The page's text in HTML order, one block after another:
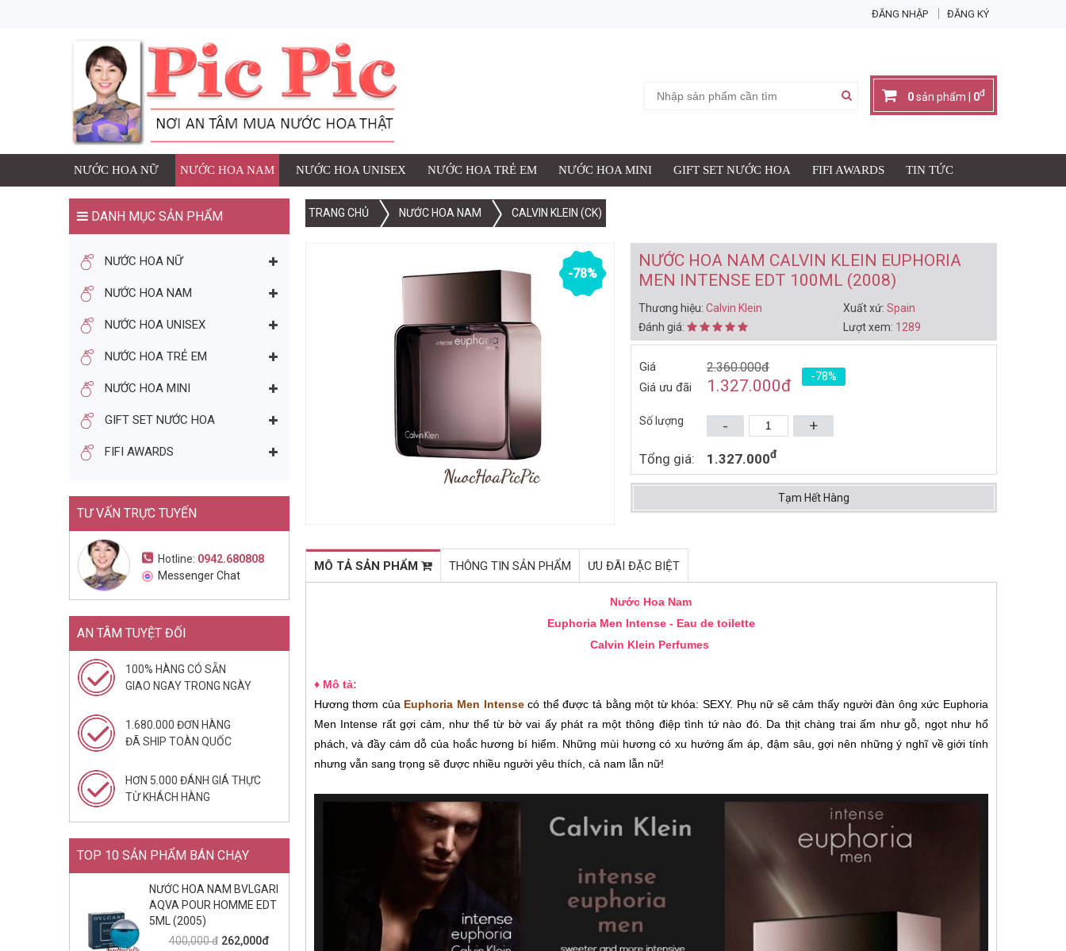
ĐĂNG NHẬP ĐĂNG KÝ
0sản phẩm | 0đ
NƯỚC HOA NỮ NƯỚC HOA NAM NƯỚC HOA UNISEX NƯỚC HOA TRẺ EM NƯỚC HOA MINI GIFT SET NƯỚC HOA FIFI AWARDS TIN TỨC
DANH MỤC SẢN PHẨM
NƯỚC HOA NỮ
NƯỚC HOA NAM
NƯỚC HOA UNISEX
NƯỚC HOA TRẺ EM
NƯỚC HOA MINI
GIFT SET NƯỚC HOA
FIFI AWARDS
TƯ VẤN TRỰC TUYẾN
Hotline: 0942.680808
Messenger Chat
AN TÂM TUYỆT ĐỐI
100% HÀNG CÓ SẴN
GIAO NGAY TRONG NGÀY
1.680.000 ĐƠN HÀNG
ĐÃ SHIP TOÀN QUỐC
HƠN 5.000 ĐÁNH GIÁ THỰC
TỪ KHÁCH HÀNG
TOP 10 SẢN PHẨM BÁN CHẠY
NƯỚC HOA NAM BVLGARI
AQVA POUR HOMME EDT
5ML (2005)
400,000 đ 262,000đ
TRANG CHỦ NƯỚC HOA NAM CALVIN KLEIN (CK)
-78%
NƯỚC HOA NAM CALVIN KLEIN EUPHORIA
MEN INTENSE EDT 100ML (2008)
Thương hiệu:Calvin Klein Xuất xứ:Spain
Đánh giá:
Lượt xem: 1289
Giá 2.360.000đ
Giá ưu đãi 1.327.000đ -78%
Số lượng +
-
Tổng giá: 1.327.000đ
Tạm Hết Hàng
1 SẢN PHẨM ĐÃ ĐƯỢC THÊM VÀO GIỎ HÀNG
NƯỚC HOA NAM CALVIN KLEIN EUPHORIA MEN INTENSE EDT 100ML (2008)
Thương hiệu: Calvin Klein
Số lượng:
Giá: đ
TIẾP TỤC MUA HÀNG
BẠN CÓ THỂ THÍCH
ILLICIT EDP 10ML - CHAI LĂN
550.000đ
Mua ngay
NƯỚC HOA NỮ JIMMY CHOO
ILLICIT EDP 40ML (2015)
Mua ngay
NƯỚC HOA NAM TOM FORD
2.173.000đ
NƯỚC HOA NAM DOLCE &
GABBANA LIGHT BLUE
75ML (2014)
1.920.000đ 1.328.000đ
Mua ngay
MÔ TẢ SẢN PHẨM THÔNG TIN SẢN PHẨM ƯU ĐÃI ĐẶC BIỆT
Nước Hoa Nam
Euphoria Men Intense - Eau de toilette
Calvin Klein Perfumes
♦ Mô tả:
Hương thơm của Euphoria Men Intensecó thể được tả bằng một từ khóa: SEXY. Phụ nữ sẽ cảm thấy người đàn ông xức Euphoria
Men Intense rất gợi cảm, như thể từ bờ vai ấy phát ra một thông điệp tình tứ nào đó. Da thịt chàng trai ấm như gỗ, ngọt như hổ
phách, và đầy cám dỗ của hoắc hương bí hiểm. Những mùi hương có xu hướng ấm áp, đậm sâu, gợi nên những ý nghĩ về giới tính
nhưng vẫn sang trọng sẽ được nhiều người yêu thích, cả nam lẫn nữ!